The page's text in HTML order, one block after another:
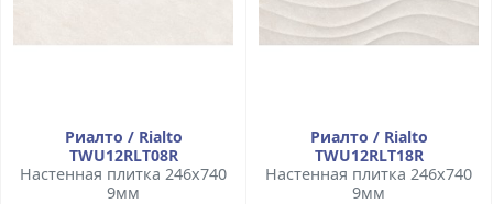
Риалто / Rialto
TWU12RLT08R
Настенная плитка 246x740
9мм
Риалто / Rialto
TWU12RLT18R
Настенная плитка 246x740
9мм